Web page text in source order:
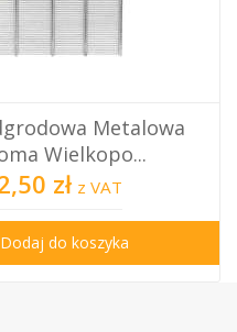
Metalowa
Warszaws...
zł z VAT
Dodaj do koszyka